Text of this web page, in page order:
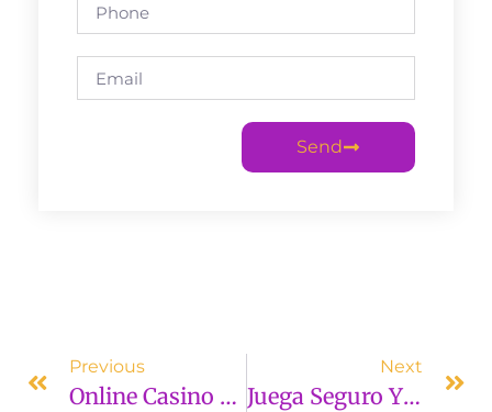
Send
Previous
Online Casino Analyses: How To Examine Sites Before Playing
Next
Juega Seguro Y Obtén Grandes Premios En Stonevegas Casino